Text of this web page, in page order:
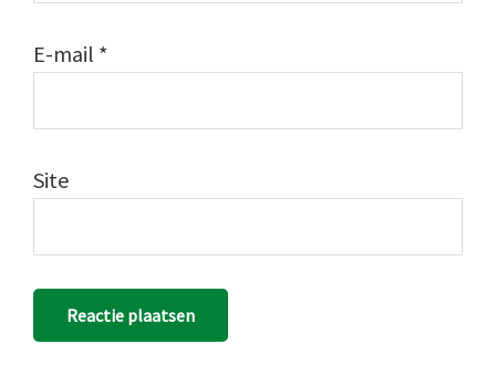
E-mail *
Site